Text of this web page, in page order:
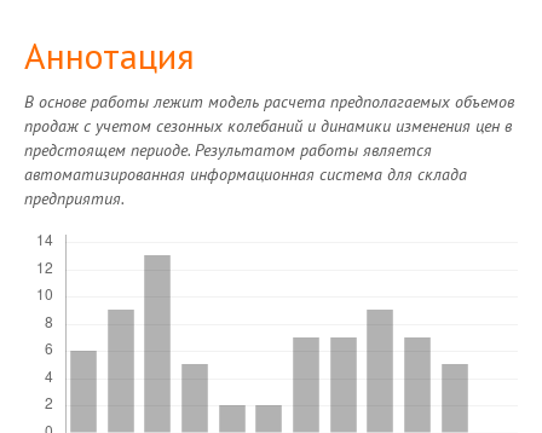
Аннотация
В основе работы лежит модель расчета предполагаемых объемов
продаж с учетом сезонных колебаний и динамики изменения цен в
предстоящем периоде. Результатом работы является
автоматизированная информационная система для склада
предприятия.